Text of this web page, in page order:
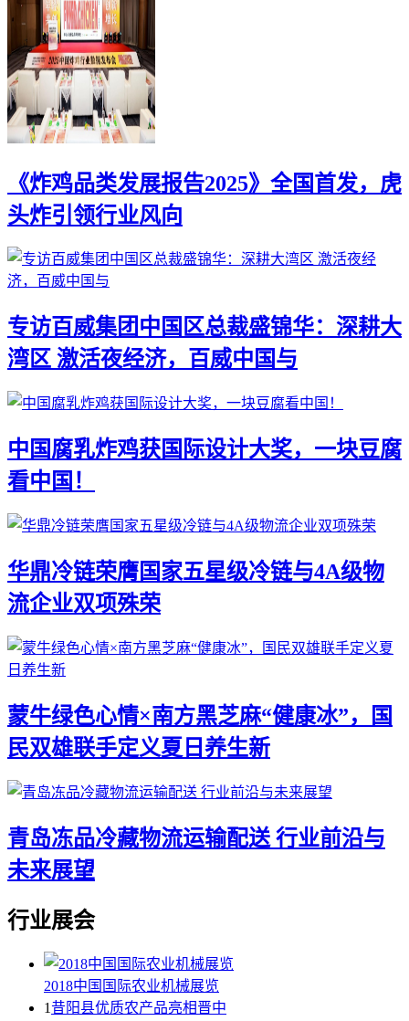
《炸鸡品类发展报告2025》全国首发，虎
头炸引领行业风向
专访百威集团中国区总裁盛锦华：深耕大
湾区 激活夜经济，百威中国与
中国腐乳炸鸡获国际设计大奖，一块豆腐
看中国！
华鼎冷链荣膺国家五星级冷链与4A级物
流企业双项殊荣
蒙牛绿色心情×南方黑芝麻“健康冰”，国
民双雄联手定义夏日养生新
青岛冻品冷藏物流运输配送 行业前沿与
未来展望
行业展会
2018中国国际农业机械展览
1昔阳县优质农产品亮相晋中